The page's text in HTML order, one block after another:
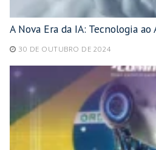
A Nova Era da IA: Tecnologia ao
30 DE OUTUBRO DE 2024